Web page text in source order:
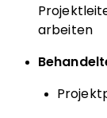
arbeiten